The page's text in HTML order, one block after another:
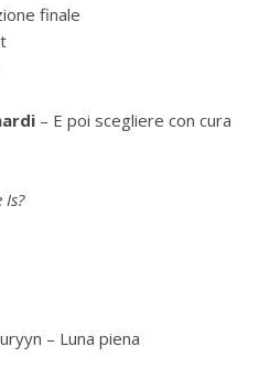
finale
– E poi scegliere con cura
Is?
– Luna piena